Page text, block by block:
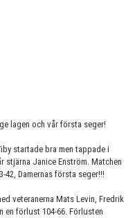
lagen och vår första seger!
startade bra men tappade i
stjärna Janice Enström. Matchen
42, Damernas första seger!!!
veteranerna Mats Levin, Fredrik
en förlust 104-66. Förlusten